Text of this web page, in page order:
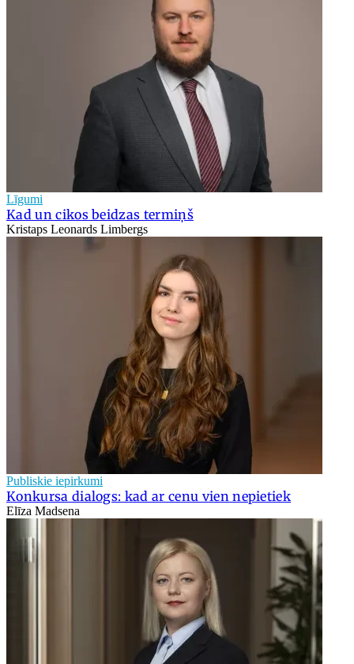
Līgumi
Kad un cikos beidzas termiņš
Kristaps Leonards Limbergs
Publiskie iepirkumi
Konkursa dialogs: kad ar cenu vien nepietiek
Elīza Madsena